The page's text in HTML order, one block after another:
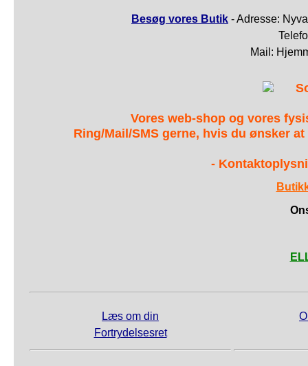
Besøg vores Butik - Adresse:
Mail:
Vores web-shop og vores
Ring/Mail/SMS gerne, hvis du ønsker
-
Læs om din
Fortrydelsesret